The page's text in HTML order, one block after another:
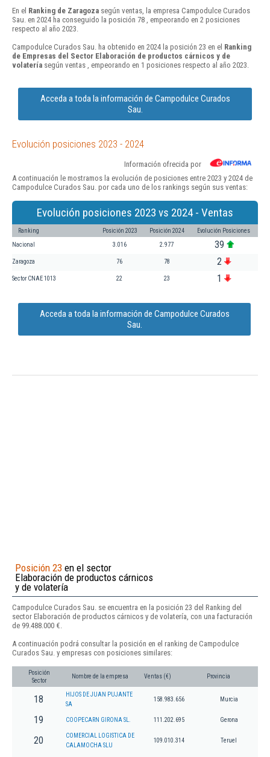
En el Ranking de Zaragoza según ventas, la empresa Campodulce Curados
Sau. en 2024 ha conseguido la posición 78 , empeorando en 2 posiciones
respecto al año 2023.
Campodulce Curados Sau. ha obtenido en 2024 la posición 23 en el Ranking
de Empresas del Sector Elaboración de productos cárnicos y de
volatería según ventas , empeorando en 1 posiciones respecto al año 2023.
Acceda a toda la información de Campodulce Curados
Sau.
Evolución posiciones 2023 - 2024
Información ofrecida por
A continuación le mostramos la evolución de posiciones entre 2023 y 2024 de
Campodulce Curados Sau. por cada uno de los rankings según sus ventas:
Evolución posiciones 2023 vs 2024 - Ventas
Ranking Posición 2023 Posición 2024 Evolución Posiciones
Nacional 3.016 2.977 39
Zaragoza 76 78 2
Sector CNAE 1013 22 23 1
Acceda a toda la información de Campodulce Curados
Sau.
Posición 23 en el sector
Elaboración de productos cárnicos
y de volatería
Campodulce Curados Sau. se encuentra en la posición 23 del Ranking del
sector Elaboración de productos cárnicos y de volatería, con una facturación
de 99.488.000 €.
A continuación podrá consultar la posición en el ranking de Campodulce
Curados Sau. y empresas con posiciones similares:
Posición
Sector
Nombre de la empresa Ventas (€) Provincia
18
HIJOS DE JUAN PUJANTE
SA
158.983.656 Murcia
19 COOPECARN GIRONA SL. 111.202.695 Gerona
20
COMERCIAL LOGISTICA DE
CALAMOCHA SLU
109.010.314 Teruel